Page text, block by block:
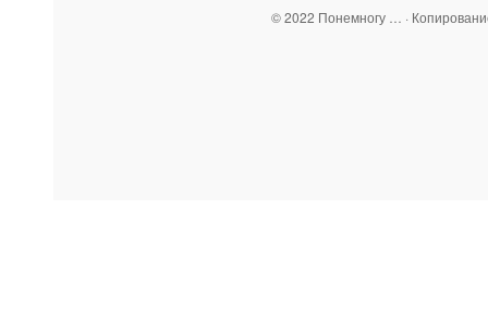
© 2022 Понемногу … ·